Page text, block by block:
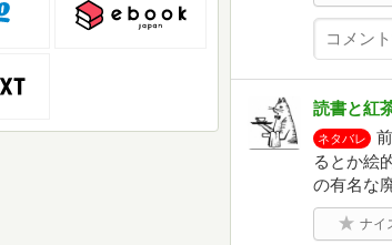
読書と紅
ネタバレ
るとか絵
の有名な
ナイ